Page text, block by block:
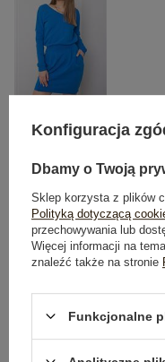
TABELA ROZMIARÓW
Konfiguracja
Dbamy o Twoją
Sklep korzysta z plików
Polityką dotyczącą
przechowywania lub
Więcej informacji na
znaleźć także na stronie
Funkcjonalne